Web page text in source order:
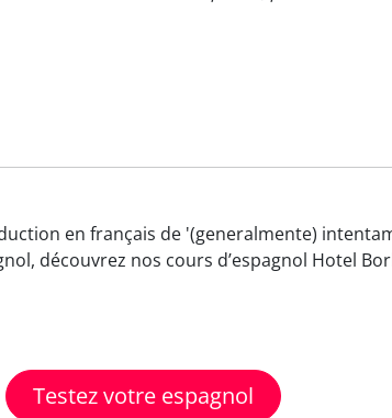
en français de '(generalmente)
découvrez nos cours d’espagnol Hotel
Testez votre espagnol